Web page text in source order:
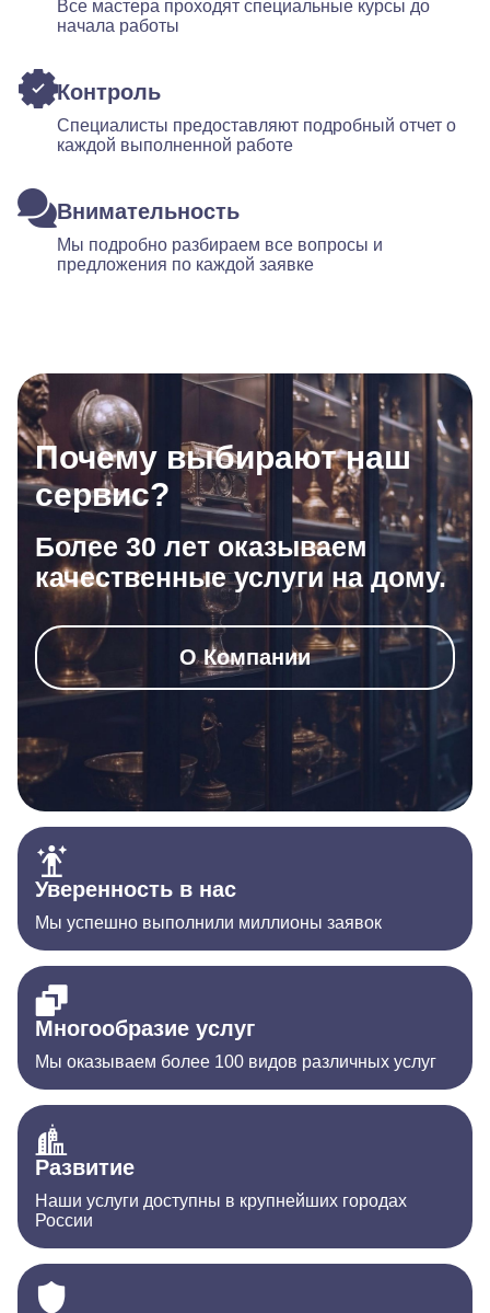
Все мастера проходят специальные курсы до
начала работы
Контроль
Специалисты предоставляют подробный отчет о
каждой выполненной работе
Внимательность
Мы подробно разбираем все вопросы и
предложения по каждой заявке
Почему выбирают наш
сервис?
Более 30 лет оказываем
качественные услуги на дому.
О Компании
Уверенность в нас
Мы успешно выполнили миллионы заявок
Многообразие услуг
Мы оказываем более 100 видов различных услуг
Развитие
Наши услуги доступны в крупнейших городах
России